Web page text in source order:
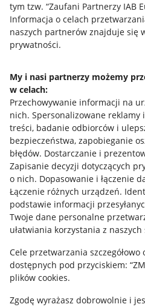
tym tzw. “Zaufani Partnerzy IAB
Informacja o celach
naszych partnerów znajduje się
prywatności.
My i nasi partnerzy możemy
w celach:
Przechowywanie informacji na
nich. Spersonalizowane
treści, badanie odbiorców i
bezpieczeństwa, zapobieganie
błędów. Dostarczanie i
Zapisanie decyzji dotyczących
o nich. Dopasowanie i łączenie
Łączenie różnych urządzeń.
podstawie informacji
Twoje dane personalne
ułatwiania korzystania z naszych
Cele przetwarzania
dostępnych pod przyciskiem:
plików cookies.
Zgodę wyrażasz dobrowolnie i
Przydatne informacje
Jak to działa
Allegro Gadane dla sprzedających
Allegro Gadane dla kupujących
Mapa miejscowości
Informacje prawne
Regulamin
Polityka plików "cookies"
Ustawienia plików "cookies"
Udostępnianie lokalizacji
Informacje dla Aktu o Usługach
Pobierz aplikację